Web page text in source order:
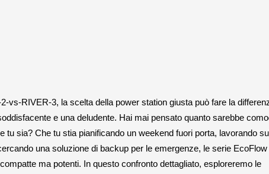
vs-RIVER-3, la scelta della power station giusta può fare la
e una deludente. Hai mai pensato quanto sarebbe
tu sia? Che tu stia pianificando un weekend fuori porta, lavorando
una soluzione di backup per le emergenze, le serie
ma potenti. In questo confronto dettagliato, esploreremo le